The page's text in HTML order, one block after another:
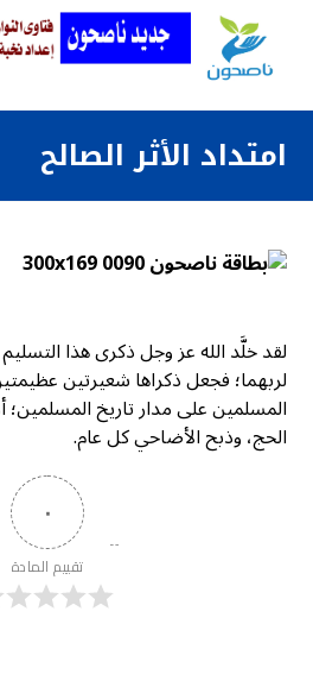
امتداد الأثر الصالح
لقد خلَّد الله عز وجل ذكرى هذا
لربهما؛ فجعل ذكراها شعيرتين
المسلمين على مدار تاريخ المسلمين؛
الحج، وذبح الأضاحي كل عام.
٠
تقييم المادة